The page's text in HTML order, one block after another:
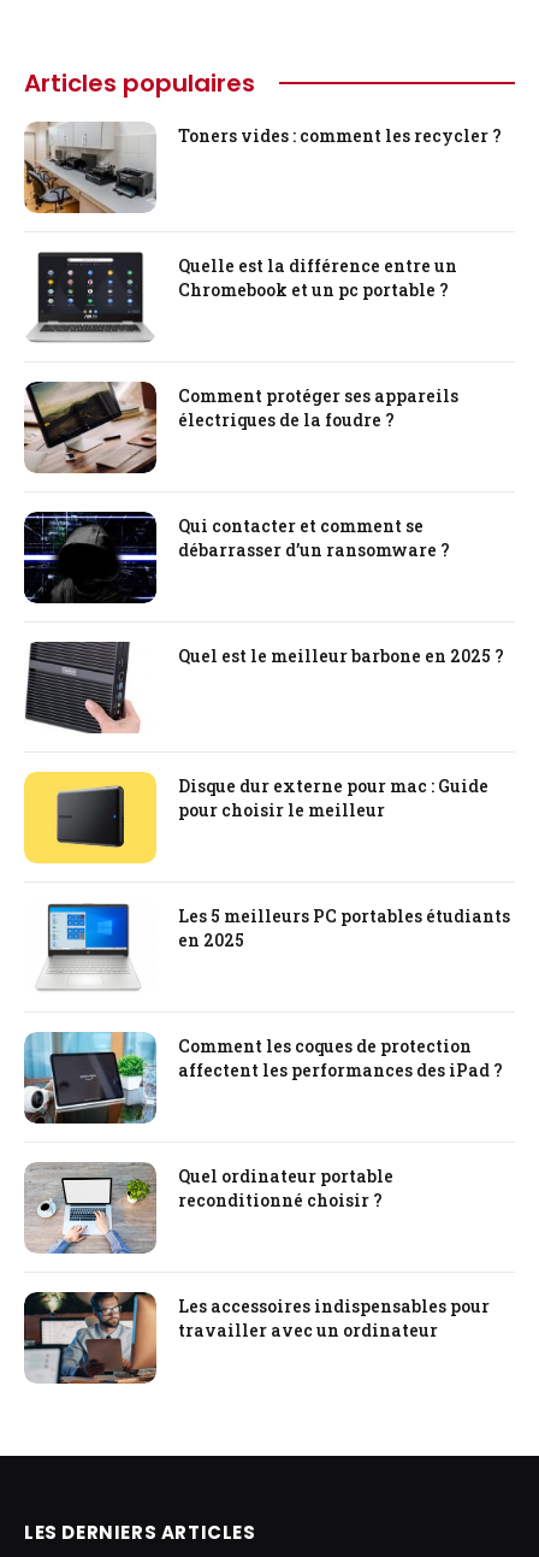
Articles populaires
Toners vides : comment les recycler ?
Quelle est la différence entre un
Chromebook et un pc portable ?
Comment protéger ses appareils
électriques de la foudre ?
Qui contacter et comment se
débarrasser d’un ransomware ?
Quel est le meilleur barbone en 2025 ?
Disque dur externe pour mac : Guide
pour choisir le meilleur
Les 5 meilleurs PC portables étudiants
en 2025
Comment les coques de protection
affectent les performances des iPad ?
Quel ordinateur portable
reconditionné choisir ?
Les accessoires indispensables pour
travailler avec un ordinateur
LES DERNIERS ARTICLES